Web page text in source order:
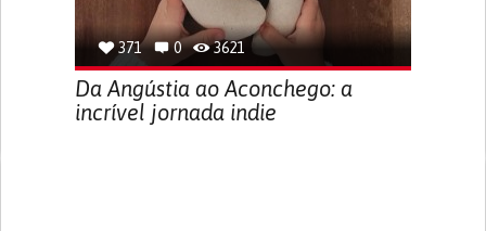
371 0 3621
Da Angústia ao Aconchego: a
incrível jornada indie